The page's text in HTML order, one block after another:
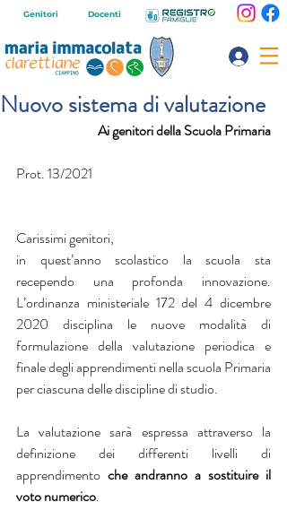
Genitori Docenti
Nuovo sistema di valutazione
Ai genitori della Scuola Primaria
Prot. 13/2021
Carissimi genitori,
in quest’anno scolastico la scuola sta
recependo una profonda innovazione.
L’ordinanza ministeriale 172 del 4 dicembre
2020 disciplina le nuove modalità di
formulazione della valutazione periodica e
finale degli apprendimenti nella scuola Primaria
per ciascuna delle discipline di studio.
La valutazione sarà espressa attraverso la
definizione dei differenti livelli di
apprendimento che andranno a sostituire il
voto numerico.